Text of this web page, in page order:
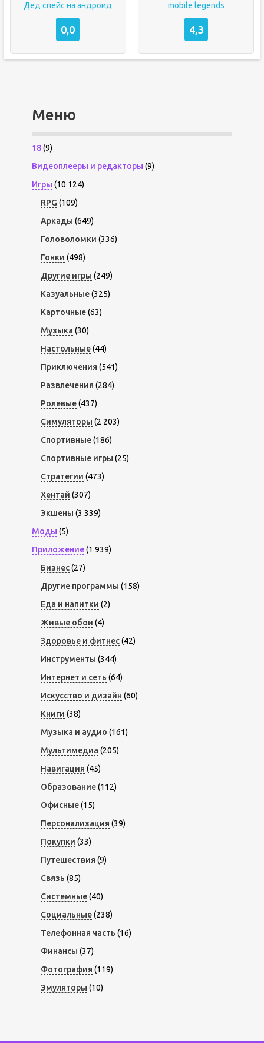
Дед спейс на андроид
0,0
mobile legends
4,3
Меню
18(9)
Видеоплееры и редакторы (9)
Игры (10 124)
RPG (109)
Аркады (649)
Головоломки (336)
Гонки (498)
Другие игры (249)
Казуальные(325)
Карточные(63)
Музыка (30)
Настольные(44)
Приключения (541)
Развлечения (284)
Ролевые(437)
Симуляторы (2 203)
Спортивные(186)
Спортивные игры (25)
Стратегии (473)
Хентай (307)
Экшены (3 339)
Моды (5)
Приложение(1 939)
Бизнес(27)
Другие программы (158)
Еда и напитки (2)
Живые обои (4)
Здоровье и фитнес(42)
Инструменты (344)
Интернет и сеть (64)
Искусство и дизайн (60)
Книги (38)
Музыка и аудио (161)
Мультимедиа (205)
Навигация (45)
Образование(112)
Офисные(15)
Персонализация (39)
Покупки (33)
Путешествия (9)
Связь (85)
Системные(40)
Социальные(238)
Телефонная часть (16)
Финансы (37)
Фотография (119)
Эмуляторы (10)